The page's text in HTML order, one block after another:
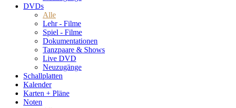
DVDs
Alle
Lehr - Filme
Spiel - Filme
Dokumentationen
Tanzpaare & Shows
Live DVD
Neuzugänge
Schallplatten
Kalender
Karten + Pläne
Noten